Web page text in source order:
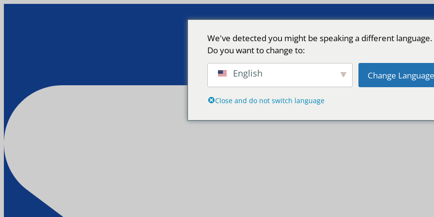
We've detected you might be speaking a different language.
Do you want to change to:
English Change Language
Close and do not switch language